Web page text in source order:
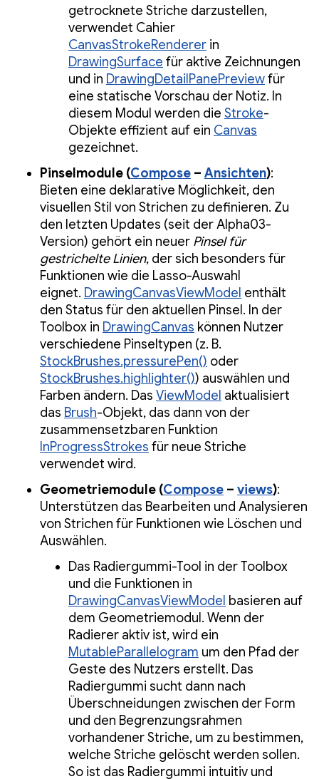
getrocknete Striche darzustellen,
verwendet Cahier
CanvasStrokeRenderer in
DrawingSurface für aktive Zeichnungen
und in DrawingDetailPanePreviewfür
eine statische Vorschau der Notiz. In
diesem Modul werden die Stroke-
Objekte effizient auf ein Canvas
gezeichnet.
Pinselmodule (Compose – Ansichten):
Bieten eine deklarative Möglichkeit, den
visuellen Stil von Strichen zu definieren. Zu
den letzten Updates (seit der Alpha03-
Version) gehört ein neuer Pinsel für
gestrichelte Linien, der sich besonders für
Funktionen wie die Lasso-Auswahl
eignet. DrawingCanvasViewModel enthält
den Status für den aktuellen Pinsel. In der
Toolbox in DrawingCanvas können Nutzer
verschiedene Pinseltypen (z. B.
StockBrushes.pressurePen() oder
StockBrushes.highlighter()) auswählen und
Farben ändern. Das ViewModel aktualisiert
das Brush-Objekt, das dann von der
zusammensetzbaren Funktion
InProgressStrokes für neue Striche
verwendet wird.
Geometriemodule (Compose – views):
Unterstützen das Bearbeiten und Analysieren
von Strichen für Funktionen wie Löschen und
Auswählen.
Das Radiergummi-Tool in der Toolbox
und die Funktionen in
DrawingCanvasViewModel basieren auf
dem Geometriemodul. Wenn der
Radierer aktiv ist, wird ein
MutableParallelogram um den Pfad der
Geste des Nutzers erstellt. Das
Radiergummi sucht dann nach
Überschneidungen zwischen der Form
und den Begrenzungsrahmen
vorhandener Striche, um zu bestimmen,
welche Striche gelöscht werden sollen.
So ist das Radiergummi intuitiv und